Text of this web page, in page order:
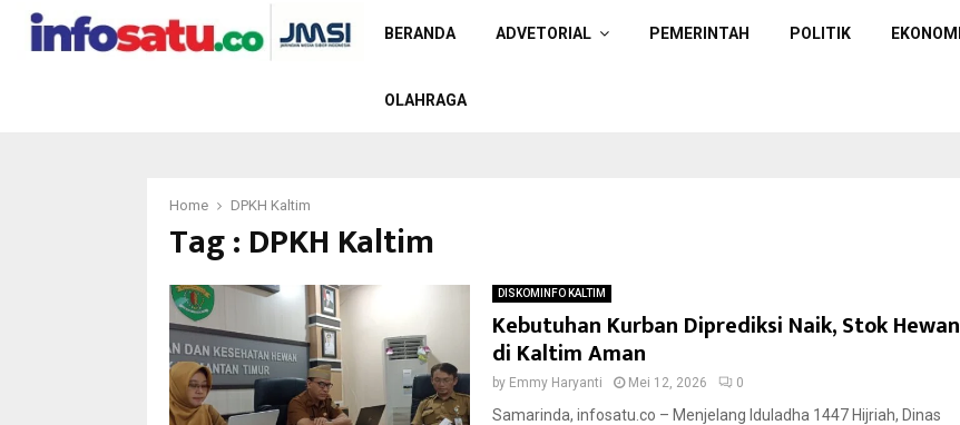
BERANDA ADVETORIAL PEMERINTAH POLITIK EKONOMI
OLAHRAGA
Home DPKH Kaltim
Tag : DPKH Kaltim
DISKOMINFO KALTIM
Kebutuhan Kurban Diprediksi Naik, Stok Hewan
di Kaltim Aman
by Emmy Haryanti Mei 12, 2026 0
Samarinda, infosatu.co – Menjelang Iduladha 1447 Hijriah, Dinas